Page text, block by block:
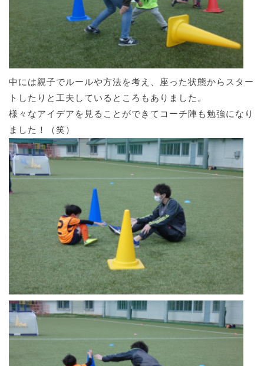
中には親子でルールや方法を考え、座った状態からスター
トしたりと工夫しているところもありました。
様々なアイデアを見ることができてコーチ陣も勉強になり
ました！（笑）